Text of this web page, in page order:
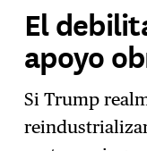
El
apoyo
Si Trump